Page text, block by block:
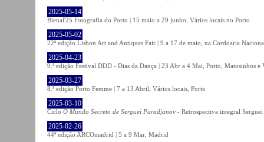
2025-05-14
Bienal'25 Fotografia do Porto | 15 maio a 29 junho, Vários locais no Porto
2025-05-02
22ª edição Lisbon Art and Antiques Fair | 9 a 17 de maio, na Cordoaria
2025-04-23
9.ª edição Festival DDD - Dias da Dança | 23 Abr a 4 Mai, Porto, Matosinhos e
2025-03-27
8.ª edição Porto Femme | 7 a 13 Abril, Vários locais, Porto
2025-03-10
Ciclo O Mundo Secreto de Serguei Paradjanov - Retrospectiva integral
2025-02-26
44ª edição ARCOmadrid | 5 a 9 Mar, Madrid